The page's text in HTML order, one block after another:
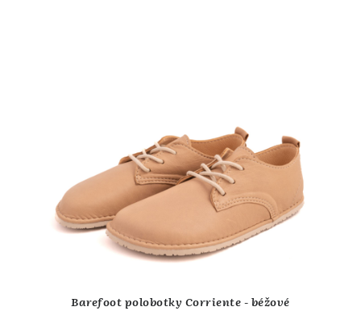
Barefoot polobotky Corriente - béžové